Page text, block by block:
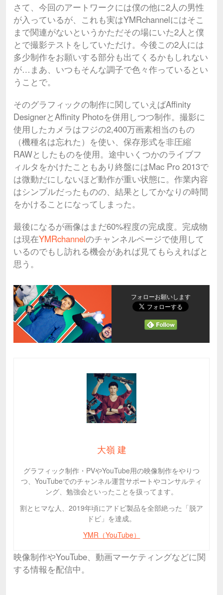
さて、今回のアートワークには僕の他に2人の男性
が入っているが、これも実はYMRchannelにはそこ
まで関連がないというかただその場にいた2人と僕
とで撮影テストをしていただけ。今後この2人には
多少制作をお願いする部分も出てくるかもしれない
が…まあ、いつもそんな調子で色々作っているとい
うことで。
そのグラフィックの制作に関していえばAffinity
DesignerとAffinity Photoを併用しつつ制作。撮影に
使用したカメラはフジの2,400万画素相当のもの
（機種名は忘れた）を使い、保存形式を非圧縮
RAWとしたものを使用。途中いくつかのライブフ
ィルタをかけたこともあり終盤にはMac Pro 2013で
は微動だにしないほど動作が重い状態に。作業内容
はシンプルだったものの、結果としてかなりの時間
をかけることになってしまった。
最後になるが画像はまだ60%程度の完成度。完成物
は現在YMRchannelのチャンネルページで使用して
いるのでもし訪れる機会があれば見てもらえればと
思う。
フォローお願いします
大嶺 建
グラフィック制作・PVやYouTube用の映像制作をやりつ
つ、YouTubeでのチャンネル運営サポートやコンサルティ
ング、勉強会といったことを扱ってます。
割とヒマな人、2019年頃にアドビ製品を全部絶った「脱ア
ドビ」を達成。
YMR（YouTube）
映像制作やYouTube、動画マーケティングなどに関
する情報を配信中。